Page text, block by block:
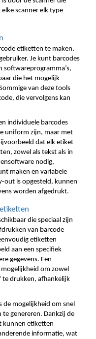
scanner elk type
etiketten te maken,
Je kunt barcodes
softwareprogramma’s,
die het mogelijk
van deze tools
die vervolgens kan
individuele barcodes
uniform zijn, maar met
dat elk etiket
zowel als tekst als in
nodig,
maken en variabele
out is opgesteld, kunnen
worden afgedrukt.
die speciaal zijn
van barcode
etiketten
aan een specifiek
gegevens. Een
om zowel
te drukken, afhankelijk
de mogelijkheid om snel
genereren. Dankzij de
kunnen etiketten
informatie, wat